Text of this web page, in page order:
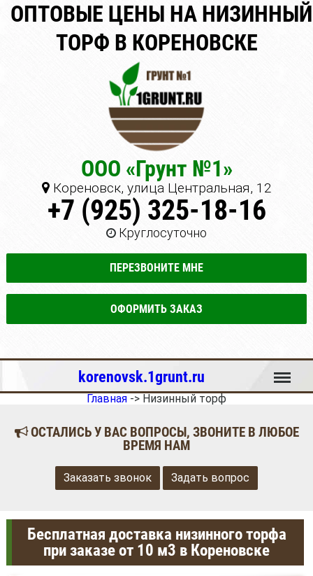
ОПТОВЫЕ ЦЕНЫ НА НИЗИННЫЙ
ТОРФ В КОРЕНОВСКЕ
ООО «Грунт №1»
Кореновск, улица Центральная, 12
+7 (925) 325-18-16
Круглосуточно
ПЕРЕЗВОНИТЕ МНЕ
ОФОРМИТЬ ЗАКАЗ
korenovsk.1grunt.ru Меню
Главная -> Низинный торф
ОСТАЛИСЬ У ВАС ВОПРОСЫ, ЗВОНИТЕ В ЛЮБОЕ
ВРЕМЯ НАМ
Заказать звонок Задать вопрос
Бесплатная доставка низинного торфа
при заказе от 10 м3 в Кореновске